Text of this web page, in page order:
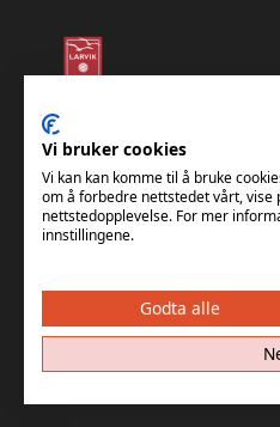
Vi bruker cookies
Vi kan kan komme til å bruke
om å forbedre nettstedet vårt,
nettstedopplevelse. For mer
innstillingene.
Godta alle